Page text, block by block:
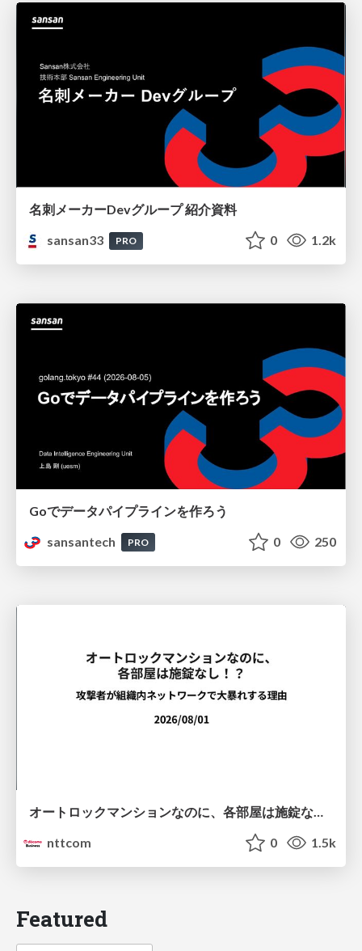
名刺メーカーDevグループ 紹介資料
sansan33
PRO 0 1.2k
Goでデータパイプラインを作ろう
sansantech
PRO 0 250
オートロックマンションなのに、各部屋は施錠なし！？ 攻撃者が組織内ネットワークで大暴れする理由 / The Front Door Is Locked, but the Rooms Are Wide Open: Why Attackers Move Freely Inside Enterprise Networks
nttcom
0 1.5k
Featured